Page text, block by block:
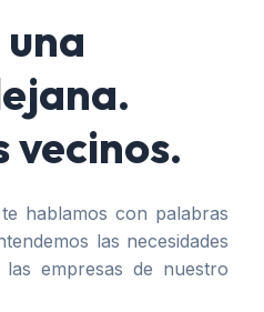
vecinos.
hablamos con palabras
las necesidades
empresas de nuestro